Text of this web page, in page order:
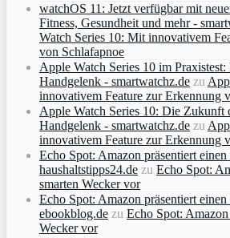
watchOS 11: Jetzt verfügbar mit
Fitness, Gesundheit und mehr -
Watch Series 10: Mit innovativem
von Schlafapnoe
Apple Watch Series 10 im
Handgelenk - smartwatchz.de zu
innovativem Feature zur Erkennung
Apple Watch Series 10: Die Zukunft
Handgelenk - smartwatchz.de zu
innovativem Feature zur Erkennung
Echo Spot: Amazon präsentiert
haushaltstipps24.de zu Echo Spot:
smarten Wecker vor
Echo Spot: Amazon präsentiert
ebookblog.de zu Echo Spot:
Wecker vor